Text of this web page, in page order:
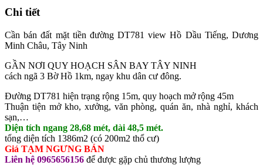
Chi tiết
Cần bán đất mặt tiền đường DT781 view Hồ Dầu Tiếng, Dương
Minh Châu, Tây Ninh
GẦN NƠI QUY HOẠCH SÂN BAY TÂY NINH
cách ngã 3 Bờ Hồ 1km, ngay khu dân cư đông.
Đường DT781 hiện trạng rộng 15m, quy hoạch mở rộng 45m
Thuận tiện mở kho, xưởng, văn phòng, quán ăn, nhà nghỉ, khách
sạn,…
Diện tích ngang 28,68 mét, dài 48,5 mét.
tổng diện tích 1386m2 (có 200m2 thổ cư)
Giá TẠM NGƯNG BÁN
Liên hệ 0965656156 để được gặp chủ thương lượng